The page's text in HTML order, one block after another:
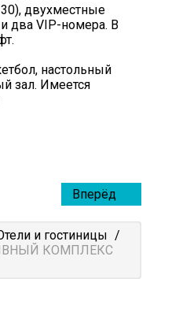
двухместные
два VIP-номера. В
настольный
зал. Имеется
Вперёд
и гостиницы /
КОМПЛЕКС